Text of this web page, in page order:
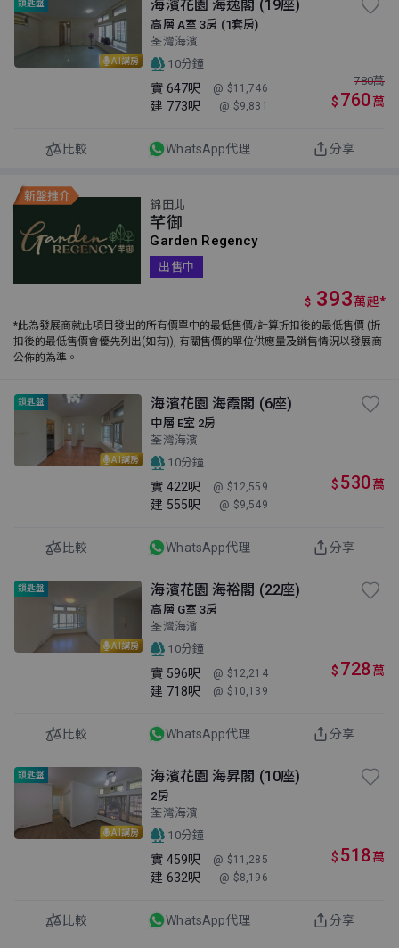
AI講房
鎖匙盤 海濱花園 海逸閣 (19座)
高層 A室 3房 (1套房)
荃灣海濱
10分鐘
實 647呎 @ $11,746
建 773呎 @ $9,831
780萬
$ 760萬
比較 WhatsApp代理 分享
錦田北
芊御
Garden Regency
出售中
$ 393萬起*
*此為發展商就此項目發出的所有價單中的最低售價/計算折扣後的最低售價 (折
扣後的最低售價會優先列出(如有)), 有關售價的單位供應量及銷售情況以發展商
公佈的為準。
AI講房
鎖匙盤 海濱花園 海霞閣 (6座)
中層 E室 2房
荃灣海濱
10分鐘
實 422呎 @ $12,559
建 555呎 @ $9,549
$ 530萬
比較 WhatsApp代理 分享
AI講房
鎖匙盤 海濱花園 海裕閣 (22座)
高層 G室 3房
荃灣海濱
10分鐘
實 596呎 @ $12,214
建 718呎 @ $10,139
$ 728萬
比較 WhatsApp代理 分享
AI講房
鎖匙盤 海濱花園 海昇閣 (10座)
2房
荃灣海濱
10分鐘
實 459呎 @ $11,285
建 632呎 @ $8,196
$ 518萬
比較 WhatsApp代理 分享